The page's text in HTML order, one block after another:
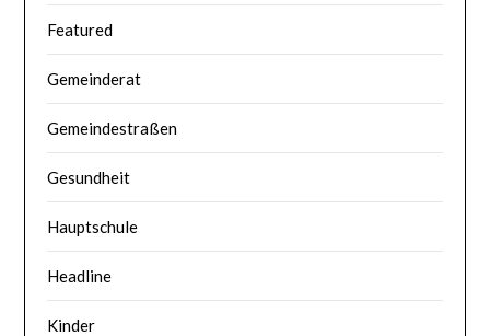
Featured
Gemeinderat
Gemeindestraßen
Gesundheit
Hauptschule
Headline
Kinder